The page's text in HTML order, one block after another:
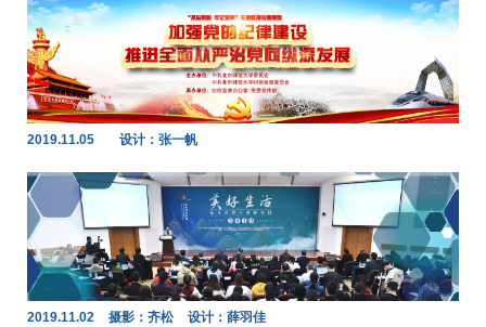
2019.11.05 设计：张一帆
2019.11.02 摄影：齐松 设计：薛羽佳